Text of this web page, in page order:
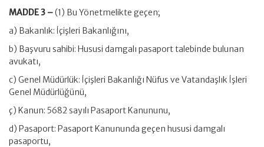
MADDE 3 –(1) Bu Yönetmelikte geçen;
a) Bakanlık: İçişleri Bakanlığını,
b) Başvuru sahibi: Hususi damgalı pasaport talebinde bulunan
avukatı,
c) Genel Müdürlük: İçişleri Bakanlığı Nüfus ve Vatandaşlık İşleri
Genel Müdürlüğünü,
ç) Kanun: 5682 sayılı Pasaport Kanununu,
d) Pasaport: Pasaport Kanununda geçen hususi damgalı
pasaportu,